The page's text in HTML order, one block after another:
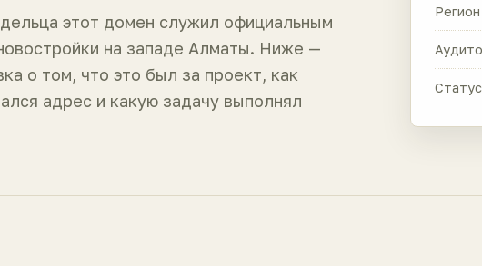
этот домен служил официальным
на западе Алматы. Ниже —
о том, что это был за проект, как
адрес и какую задачу выполнял
Регион
Статус